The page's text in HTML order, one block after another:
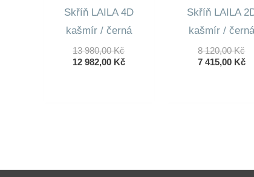
Skříň LAILA 4D
kašmír / černá
13 980,00KčPůvodní
Cena
12 982,00 KčAktuální
Skříň LAILA
kašmír / černá
8 120,00Kč
7 415,00 Kč